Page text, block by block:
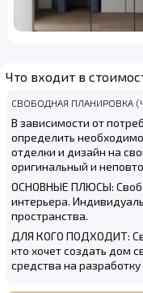
Что входит в
СВОБОДНАЯ ПЛАНИРОВКА
В зависимости от
определить
отделки и дизайн на
оригинальный и
ОСНОВНЫЕ ПЛЮСЫ:
интерьера.
пространства.
ДЛЯ КОГО ПОДХОДИТ:
кто хочет создать дом
средства на